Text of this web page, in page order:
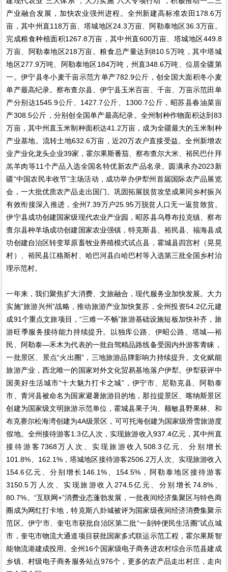
产业融合发展，加快农业强州进程。全州新建高标准农田178.6万
亩，其中州直118万亩、塔城地区24.3万亩、阿勒泰地区36.3万亩。
完成粮食种植面积1267.8万亩，其中州直600万亩、塔城地区449.8
万亩、阿勒泰地区218万亩。粮食总产量达到810.5万吨，其中塔城
地区277.9万吨、阿勒泰地区184万吨，州直348.6万吨、位居全疆第
一。伊宁县冬小麦千亩示范方单产782.9公斤，创全国大面积冬小麦
单产最高纪录。察布查尔县、伊宁县玉米百亩、千亩、万亩示范田单
产分别达1545.9公斤、1427.7公斤、1300.7公斤，昭苏县春油菜亩
产308.5公斤，分别创全国单产最高纪录。全州制种作物面积达到83
万亩，其中州直玉米制种面积达41.2万亩，成为全疆最大的玉米制种
产业基地。流转土地632.6万亩，近20万农户直接受益。全州新增农
业产业化龙头企业39家，霍尔果斯番茄、察布查尔大米、裕民巴什拜
羔羊肉等11个产品入选全国名特优新农产品名录。圆满承办2023新
疆“中国农民丰收节”主场活动，成功举办伊犁州首届国际农产品展览
会，一大批优质农产品走出国门。巩固拓展脱贫攻坚成果同乡村振兴
有效衔接深入推进，全州7.39万户25.95万脱贫人口无一返贫致贫。
伊宁县成功创建国家级现代农业产业园，昭苏县乌尊布拉克镇、察布
查尔县种羊场成功创建国家农业强镇，特克斯县、裕民县、福海县成
功创建自治区转变草原畜牧业养殖模式试点县，霍城县四宫村（晃晃
村）、裕民县江格斯村、哈巴河县白哈巴村等入选第三批全国乡村治
理示范村。
一年来，我们聚焦扩大消费、文旅融合，现代服务业加快发展。大力
实施“旅游兴州”战略，推动旅游产业加快复苏，全州投资54.2亿元建
成91个重点文旅项目，“三难一不畅”旅游基础设施短板加快补齐，旅
游旺季服务接待能力持续提升。以独库公路、伊昭公路、塔城—裕
民、阿勒泰—禾木为代表的一批自驾精品路线备受国内外游客青睐，
一批景区、景点“火出圈”，三地旅游品牌影响力持续提升。文化赋能
旅游产业，西北唯一的国家对外文化贸易基地落户伊犁。伊犁获评中
国美好生活城市“十大魅力打卡之城”，伊宁市、尼勒克县、阿勒泰
市、青河县被命名为国家避暑旅游目的地，那拉提景区、喀纳斯景区
创建为国家级文明旅游示范单位，霍城县果子沟、额敏县野果林、和
布克赛尔松海湾创建为4A级景区，可可托海创建为国家级滑雪旅游度
假地。全州接待游客1.3亿人次，实现旅游收入937.4亿元，其中州直
接待游客7368万人次、实现旅游收入508.3亿元、分别增长
101.8%、162.1%，塔城地区接待游客2506.2万人次、实现旅游收入
154.6亿元、分别增长146.1%、154.5%，阿勒泰地区接待游客
3150.5万人次、实现旅游收入274.5亿元、分别增长74.8%、
80.7%。“互联网+”消费业态蓬勃发展，一批夜间经济集聚区与特色商
圈成为网红打卡地，特克斯八卦城被评为国家级夜间经济消费集聚示
范区。伊宁市、奎屯市获批自治区第二批“一刻钟便民生活圈”试点城
市，奎屯市物流大通道项目获批国家多式联运示范工程，霍尔果斯智
能物流港建成投用。全州16个国家级电子商务进农村综合示范县建成
乡镇、村级电子商务服务站点976个，更多的农产品走出村庄，走向